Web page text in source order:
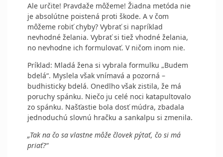
Ale určite! Pravdaže môžeme! Žiadna metóda nie
je absolútne poistená proti škode. A v čom
môžeme robiť chyby? Vybrať si napríklad
nevhodné želania. Vybrať si tiež vhodné želania,
no nevhodne ich formulovať. V ničom inom nie.
Príklad: Mladá žena si vybrala formulku „Budem
bdelá“. Myslela však vnímavá a pozorná –
budhisticky bdelá. Onedlho však zistila, že má
poruchy spánku. Niečo ju celé noci katapultovalo
zo spánku. Našťastie bola dosť múdra, zbadala
jednoduchú slovnú hračku a sankalpu si zmenila.
„Tak na čo sa vlastne môže človek pýtať, čo si má
priať?“